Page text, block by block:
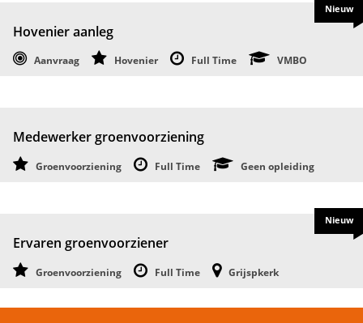
Hovenier aanleg
Aanvraag Hovenier Full Time VMBO
Nieuw
Medewerker groenvoorziening
Groenvoorziening Full Time Geen opleiding
Ervaren groenvoorziener
Groenvoorziening Full Time Grijspkerk
Nieuw